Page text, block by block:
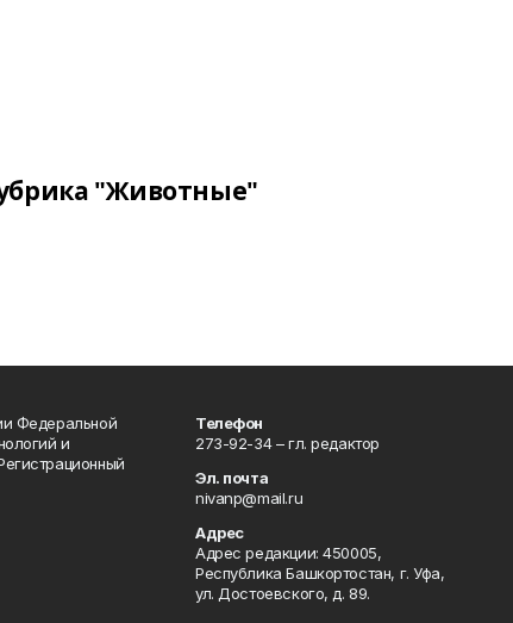
"Животные"
Федеральной
и
Телефон
273-92-34 – гл. редактор
Эл. почта
nivanp@mail.ru
Адрес
Адрес редакции: 450005,
Республика Башкортостан, г. Уфа,
ул. Достоевского, д. 89.